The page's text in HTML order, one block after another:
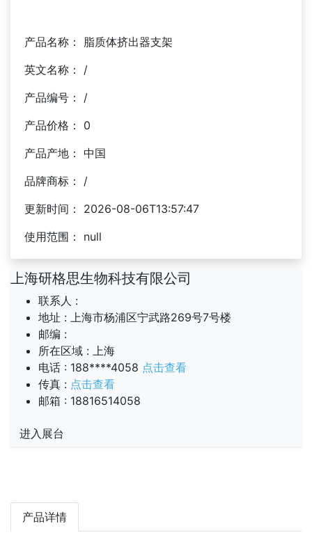
产品名称： 脂质体挤出器支架
英文名称： /
产品编号： /
产品价格： 0
产品产地： 中国
品牌商标： /
更新时间： 2026-08-06T13:57:47
使用范围： null
上海研格思生物科技有限公司
联系人 :
地址 : 上海市杨浦区宁武路269号7号楼
邮编 :
所在区域 : 上海
电话 : 188****4058 点击查看
传真 : 点击查看
邮箱 : 18816514058
进入展台
产品详情